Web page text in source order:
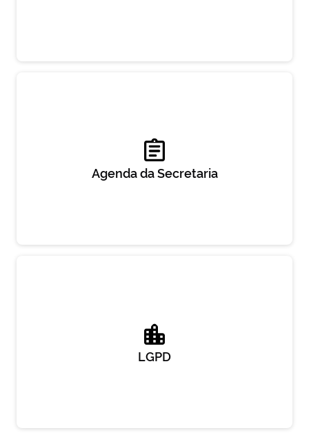
Agenda da Secretaria
LGPD